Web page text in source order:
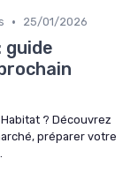
• 25/01/2026
guide
? Découvrez
préparer votre